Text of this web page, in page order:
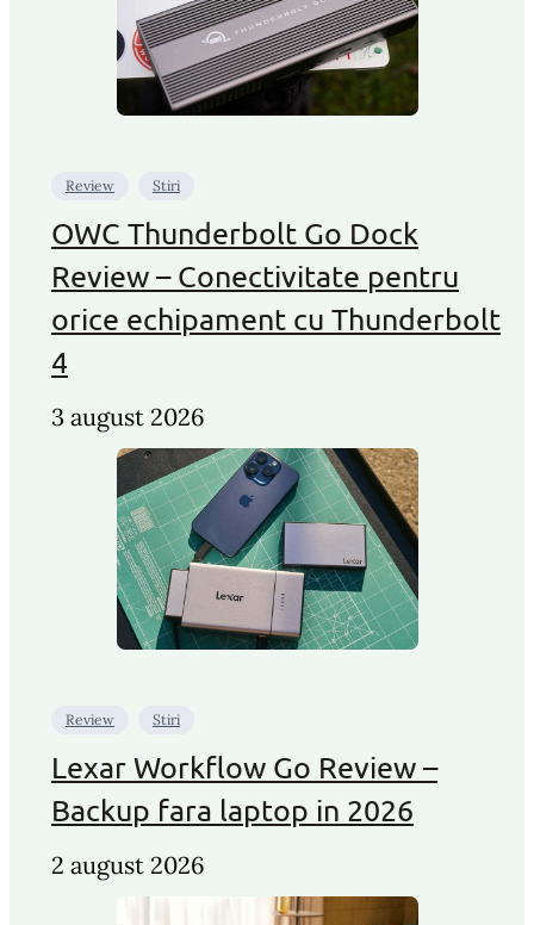
Review Stiri
OWC Thunderbolt Go Dock
Review – Conectivitate pentru
orice echipament cu Thunderbolt
4
3 august 2026
Review Stiri
Lexar Workflow Go Review –
Backup fara laptop in 2026
2 august 2026